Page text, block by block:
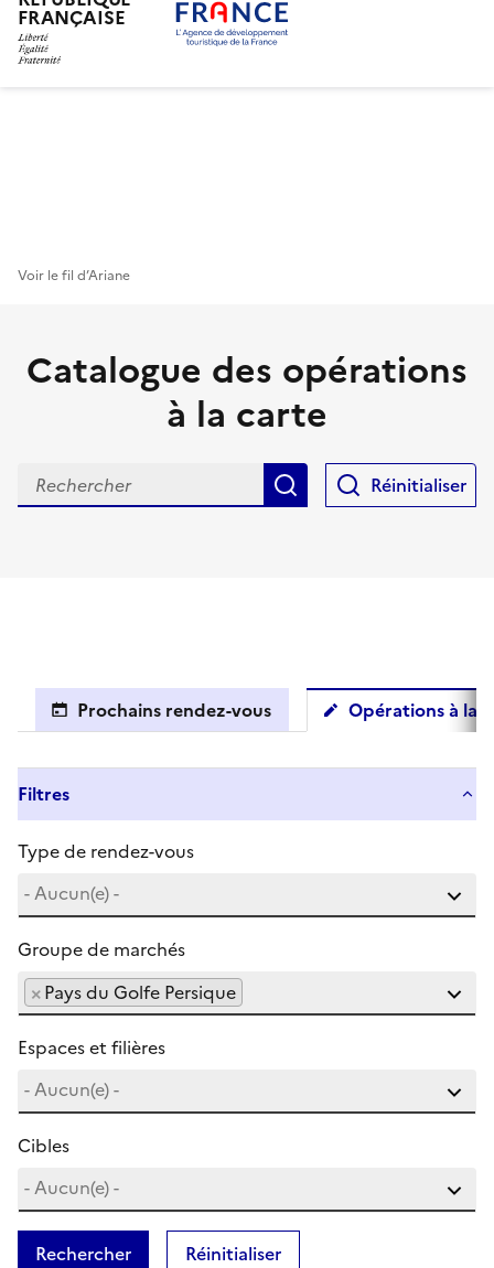
FRANÇAISE
Voir le fil d’Ariane
Catalogue des opérations
à la carte
RechercherRéinitialiser
Prochains rendez-vous Opérations à la
Filtres
Type de rendez-vous
Groupe de marchés
×Pays du Golfe Persique
Espaces et filières
Cibles
Rechercher Réinitialiser